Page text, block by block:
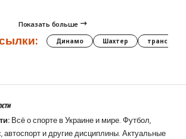
Показать больше
Динамо Шахтер трансферы
Всё о спорте в Украине и мире. Футбол,
автоспорт и другие дисциплины. Актуальные